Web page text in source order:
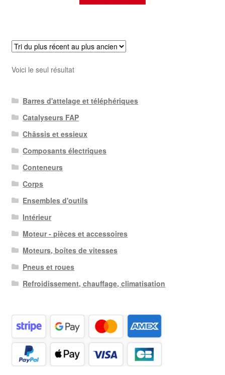
Voici le seul résultat
Barres d'attelage et téléphériques
Catalyseurs FAP
Châssis et essieux
Composants électriques
Conteneurs
Corps
Ensembles d'outils
Intérieur
Moteur - pièces et accessoires
Moteurs, boîtes de vitesses
Pneus et roues
Refroidissement, chauffage, climatisation